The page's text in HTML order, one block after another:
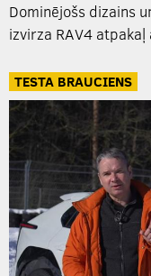
Dominējošs dizains
izvirza RAV4 atpakaļ
TESTA BRAUCIENS